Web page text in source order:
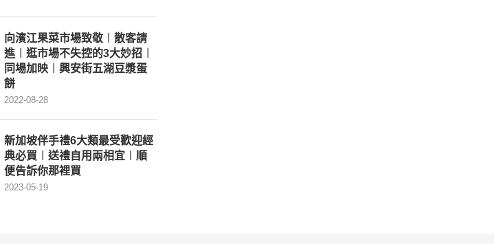
向濱江果菜市場致敬︱散客請
進︱逛市場不失控的3大妙招︱
同場加映︱興安街五湖豆漿蛋
餅
2022-08-28
新加坡伴手禮6大類最受歡迎經
典必買︱送禮自用兩相宜︱順
便告訴你那裡買
2023-05-19